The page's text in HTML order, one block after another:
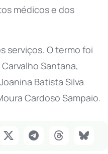
médicos e dos
serviços. O termo foi
Santana,
Batista Silva
Cardoso Sampaio.